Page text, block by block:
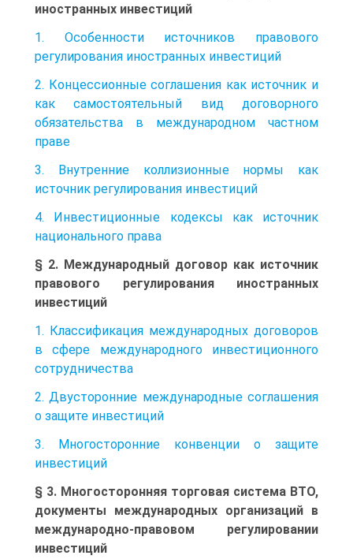
иностранных инвестиций
1. Особенности источников правового
регулирования иностранных инвестиций
2. Концессионные соглашения как источник и
как самостоятельный вид договорного
обязательства в международном частном
праве
3. Внутренние коллизионные нормы как
источник регулирования инвестиций
4. Инвестиционные кодексы как источник
национального права
§ 2. Международный договор как источник
правового регулирования иностранных
инвестиций
1. Классификация международных договоров
в сфере международного инвестиционного
сотрудничества
2. Двусторонние международные соглашения
о защите инвестиций
3. Многосторонние конвенции о защите
инвестиций
§ 3. Многосторонняя торговая система ВТО,
документы международных организаций в
международно-правовом регулировании
инвестиций